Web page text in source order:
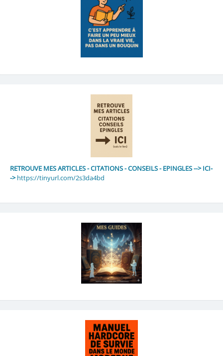
RETROUVE MES ARTICLES - CITATIONS - CONSEILS - EPINGLES --> ICI-
-> https://tinyurl.com/2s3da4bd